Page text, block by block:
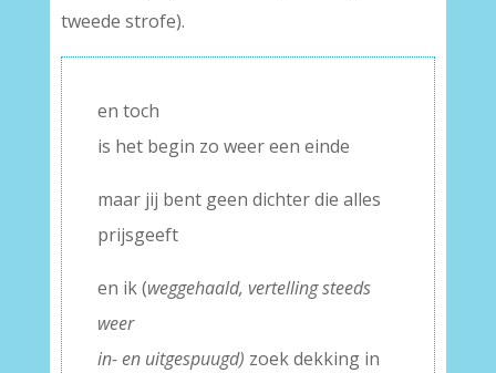
tweede strofe).
en toch
is het begin zo weer een einde
maar jij bent geen dichter die alles
prijsgeeft
en ik (weggehaald, vertelling steeds
weer
in- en uitgespuugd) zoek dekking in